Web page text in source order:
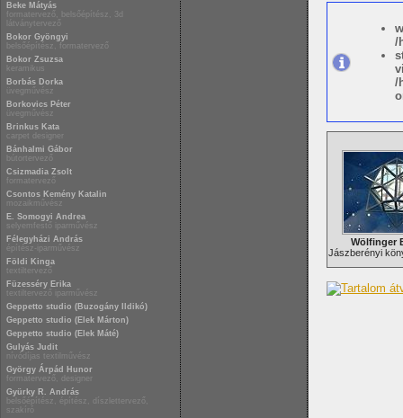
Beke Mátyás
formatervező, belsőépítész, 3d
látványtervező
Bokor Gyöngyi
belsőépítész, formatervező
Bokor Zsuzsa
keramikus
Borbás Dorka
üvegművész
Borkovics Péter
üvegművész
Brinkus Kata
carpet designer
Bánhalmi Gábor
bútortervező
Csizmadia Zsolt
formatervező
Csontos Kemény Katalin
mozaikművész
E. Somogyi Andrea
selyemfestő iparművész
Félegyházi András
építész-iparművész
Földi Kinga
textiltervező
Füzesséry Erika
textiltervező iparművész
Geppetto studio (Buzogány Ildikó)
Geppetto studio (Elek Márton)
Geppetto studio (Elek Máté)
Gulyás Judit
nívódíjas textilművész
György Árpád Hunor
formatervező, designer
Gyürky R. András
belsőépítész, építész, díszlettervező,
szakíró
/
/
Wölfinger
Jászberényi